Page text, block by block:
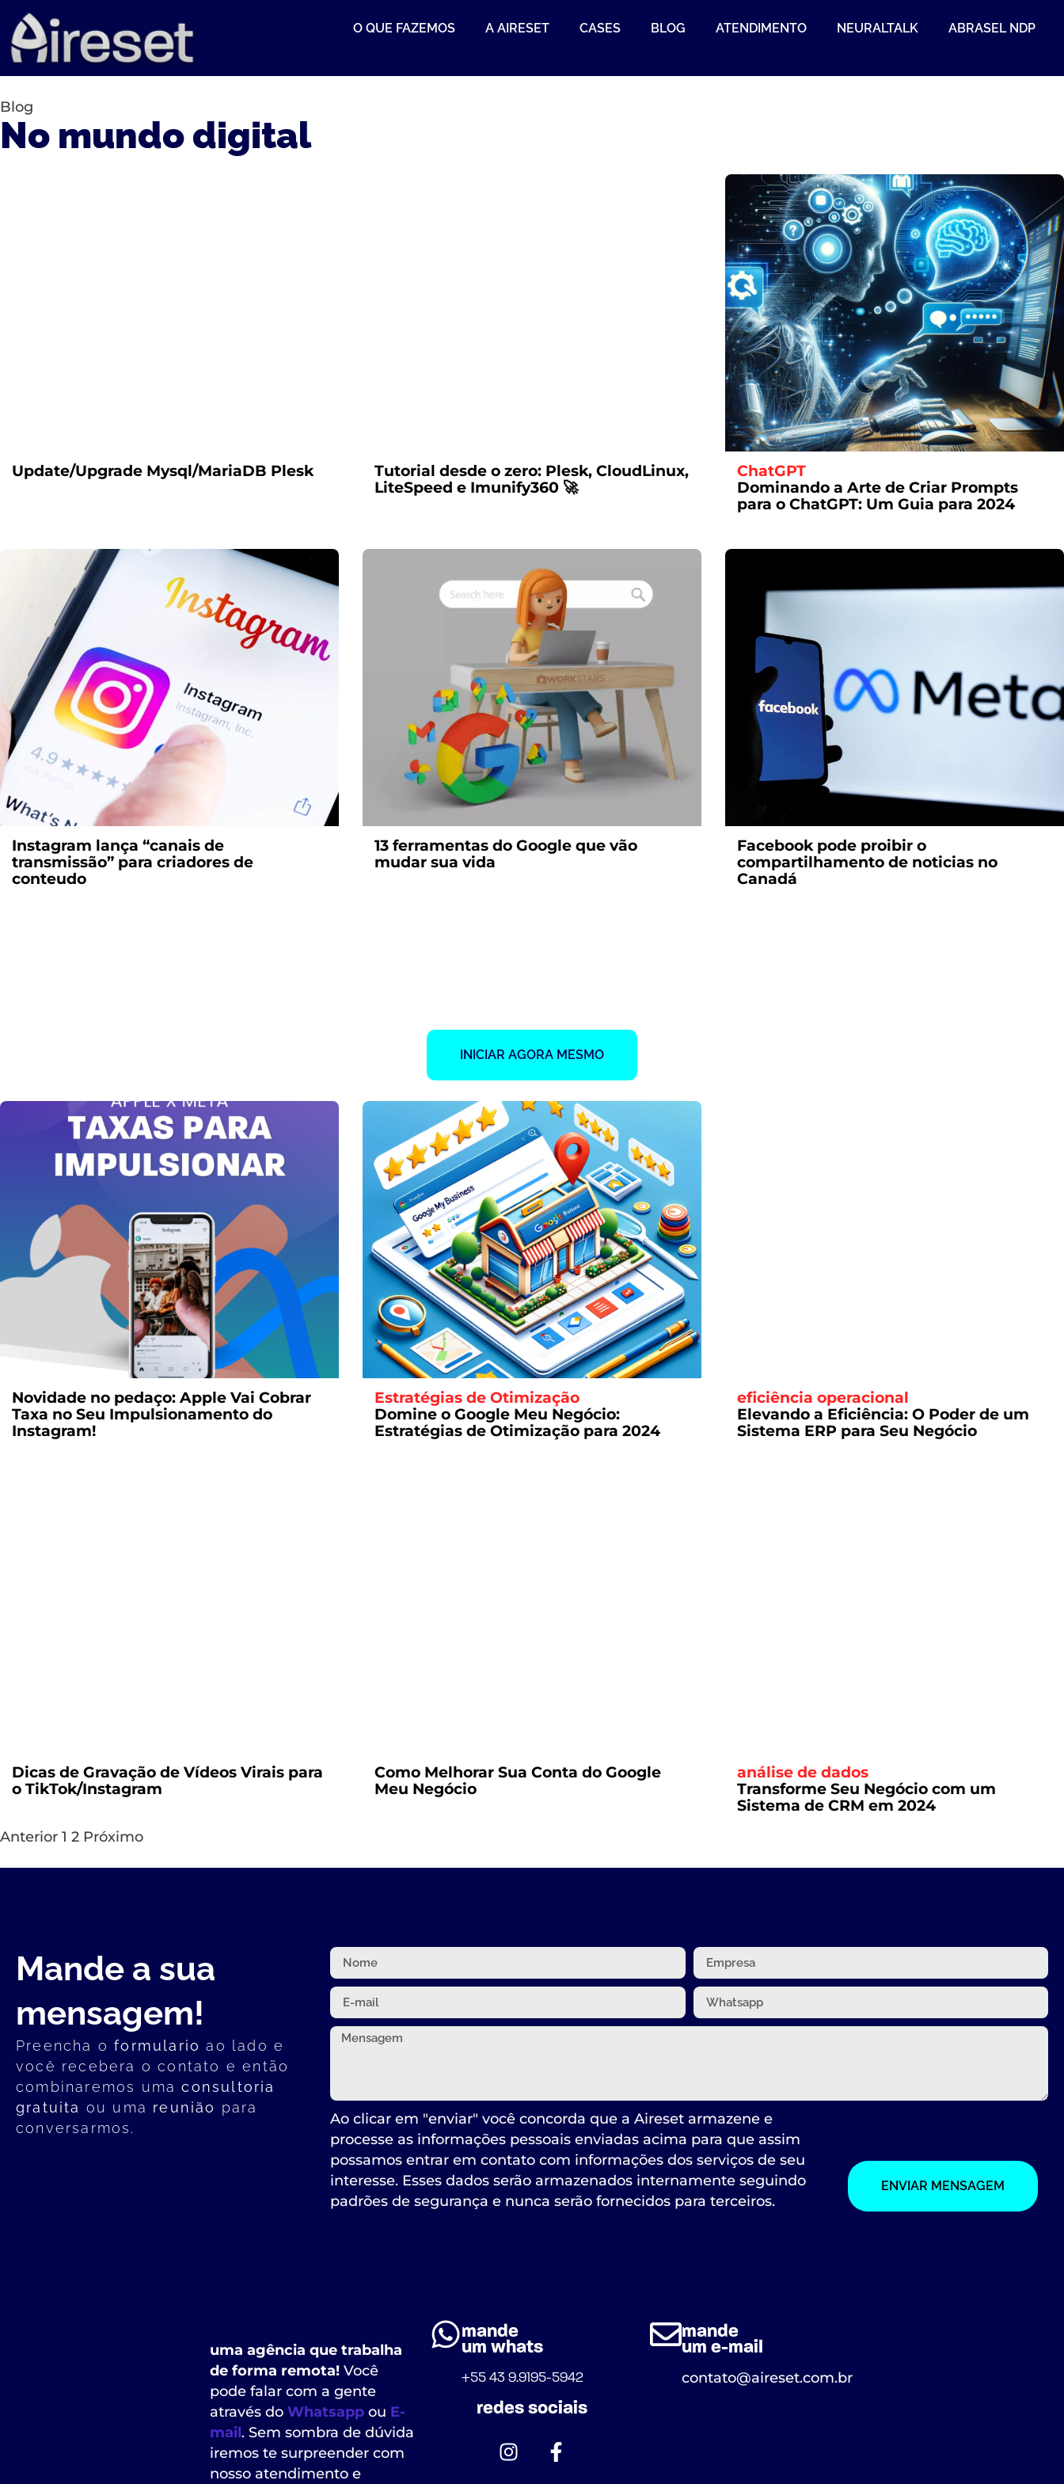
O QUE FAZEMOS A AIRESET CASES BLOG ATENDIMENTO NEURALTALK ABRASEL NDP
Blog
No mundo digital
Update/Upgrade Mysql/MariaDB Plesk
Tutorial desde o zero: Plesk, CloudLinux,
LiteSpeed e Imunify360 🚀
ChatGPT
Dominando a Arte de Criar Prompts
para o ChatGPT: Um Guia para 2024
Instagram lança “canais de
transmissão” para criadores de
conteudo
13 ferramentas do Google que vão
mudar sua vida
Facebook pode proibir o
compartilhamento de noticias no
Canadá
INICIAR AGORA MESMO
Novidade no pedaço: Apple Vai Cobrar
Taxa no Seu Impulsionamento do
Instagram!
Estratégias de Otimização
Domine o Google Meu Negócio:
Estratégias de Otimização para 2024
eficiência operacional
Elevando a Eficiência: O Poder de um
Sistema ERP para Seu Negócio
Dicas de Gravação de Vídeos Virais para
o TikTok/Instagram
Como Melhorar Sua Conta do Google
Meu Negócio
análise de dados
Transforme Seu Negócio com um
Sistema de CRM em 2024
Anterior 1 2 Próximo
Mande a sua
mensagem!
Preencha oformulario ao lado e
você recebera o contato e então
combinaremos umaconsultoria
gratuita ou uma reunião para
conversarmos.
Ao clicar em "enviar" você concorda que a Aireset armazene e
processe as informações pessoais enviadas acima para que assim
possamos entrar em contato com informações dos serviços de seu
interesse. Esses dados serão armazenados internamente seguindo
padrões de segurança e nunca serão fornecidos para terceiros.
ENVIAR MENSAGEM
uma agência que trabalha
de forma remota!Você
pode falar com a gente
através do Whatsappou E-
mail. Sem sombra de dúvida
iremos te surpreender com
nosso atendimento e
mande
um whats
+55 43 9.9195-5942
redes sociais
mande
um e-mail
contato@aireset.com.br